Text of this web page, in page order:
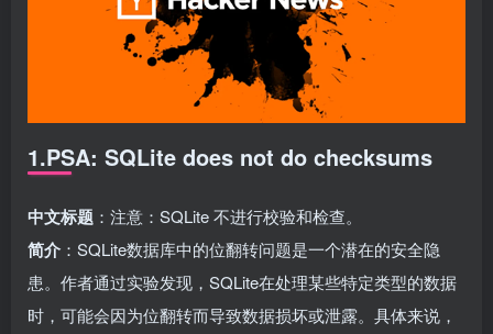
1.PSA: SQLite does not do checksums
中文标题 ：注意：SQLite 不进行校验和检查。
简介 ：SQLite数据库中的位翻转问题是一个潜在的安全隐
患。作者通过实验发现，SQLite在处理某些特定类型的数据
时，可能会因为位翻转而导致数据损坏或泄露。具体来说，